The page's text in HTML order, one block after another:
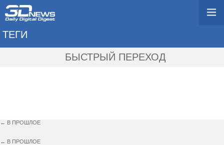
ТЕГИ
БЫСТРЫЙ ПЕРЕХОД
← В ПРОШЛОЕ
← В ПРОШЛОЕ